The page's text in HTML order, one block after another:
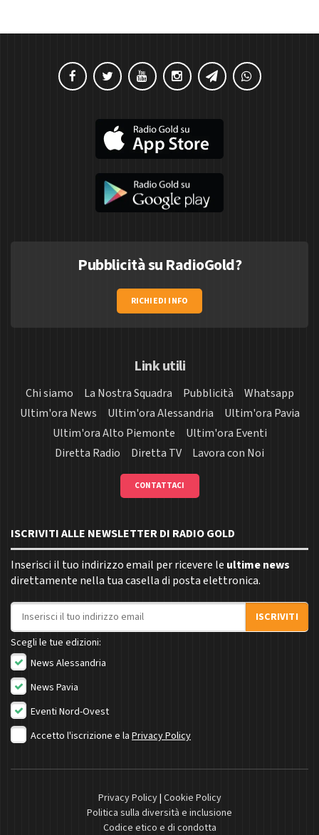
Pubblicità su RadioGold?
RICHIEDI INFO
Link utili
Chi siamo La Nostra Squadra Pubblicità
Whatsapp
Ultim'ora News
Ultim'ora Alessandria
Ultim'ora Pavia
Ultim'ora Alto Piemonte
Ultim'ora Eventi
Diretta Radio
Diretta TV Lavora con Noi
CONTATTACI
ISCRIVITI ALLE NEWSLETTER DI RADIO GOLD
Inserisci il tuo indirizzo email per ricevere le ultime news
direttamente nella tua casella di posta elettronica.
Indirizzo email
ISCRIVITI
Scegli le tue edizioni:
News Alessandria
News Pavia
Eventi Nord-Ovest
Accetto l'iscrizione e la Privacy Policy
Privacy Policy| Cookie Policy
Politica sulla diversità e inclusione
Codice etico e di condotta